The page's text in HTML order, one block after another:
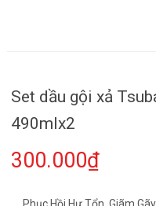
Set dầu gội xả
490mlx2
300.000₫